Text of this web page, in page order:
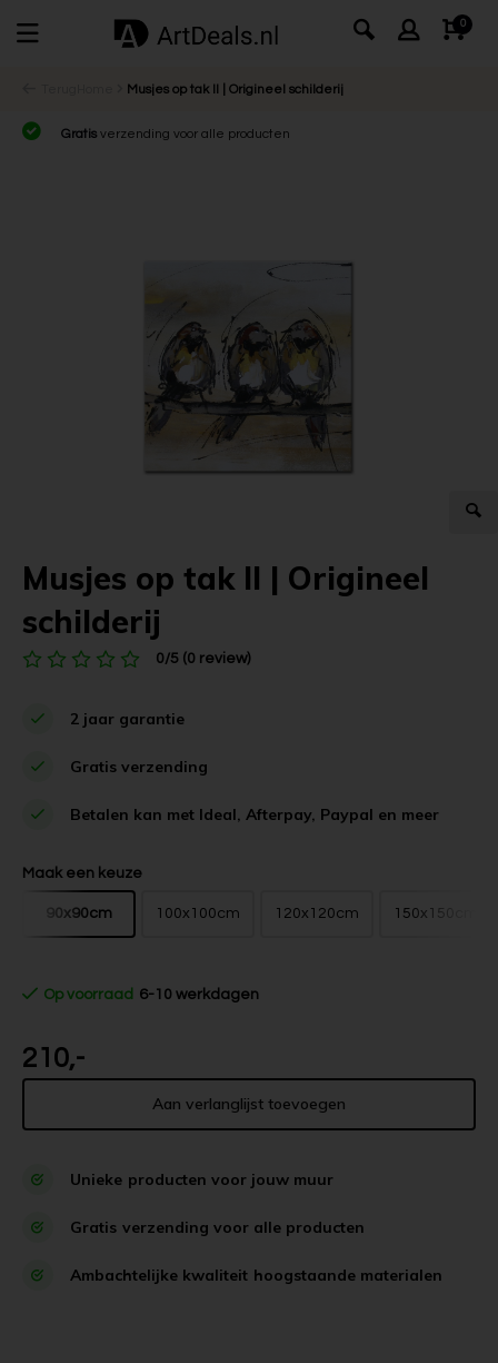
0
Musjes op tak II | Origineel schilderij
Gratis verzending voor alle producten
Musjes op tak II | Origineel
schilderij
0/5 (0 review)
2 jaar garantie
Gratis verzending
Betalen kan met Ideal, Afterpay, Paypal en meer
Maak een keuze
90x90cm 100x100cm 120x120cm 150x150cm
Op voorraad 6-10 werkdagen
210,-
Aan verlanglijst toevoegen
Unieke producten voor jouw muur
Gratis verzending voor alle producten
Ambachtelijke kwaliteit hoogstaande materialen